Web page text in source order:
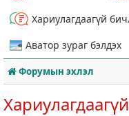
Хариулагдаагүй
Аватор зураг бэлдэх
Форумын эхлэл